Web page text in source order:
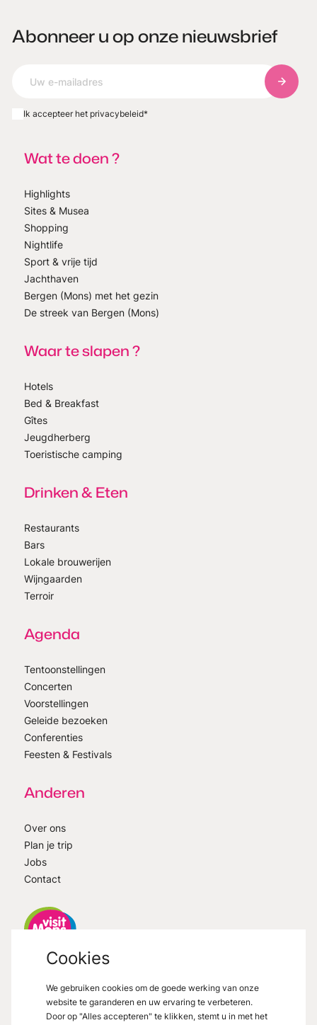
Abonneer u op onze nieuwsbrief
Ik accepteer het privacybeleid*
Wat te doen ?
Highlights
Sites & Musea
Shopping
Nightlife
Sport & vrije tijd
Jachthaven
Bergen (Mons) met het gezin
De streek van Bergen (Mons)
Waar te slapen ?
Hotels
Bed & Breakfast
Gîtes
Jeugdherberg
Toeristische camping
Drinken & Eten
Restaurants
Bars
Lokale brouwerijen
Wijngaarden
Terroir
Agenda
Tentoonstellingen
Concerten
Voorstellingen
Geleide bezoeken
Conferenties
Feesten & Festivals
Anderen
Over ons
Plan je trip
Jobs
Contact
Grand Place 27, 7000 Mons
Cookies
We gebruiken cookies om de goede werking van onze
website te garanderen en uw ervaring te verbeteren.
Door op "Alles accepteren" te klikken, stemt u in met het